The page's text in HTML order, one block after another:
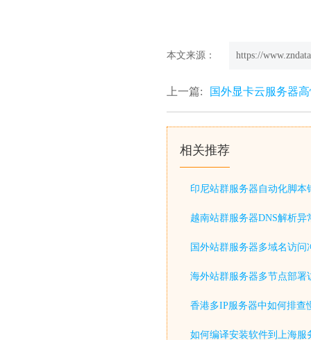
本文来源： https://
上一篇: 国外显卡云服务器
相关推荐
印尼站群服务器自动化脚本
越南站群服务器DNS解析异
国外站群服务器多域名访问
海外站群服务器多节点部署
香港多IP服务器中如何排查
如何编译安装软件到上海服